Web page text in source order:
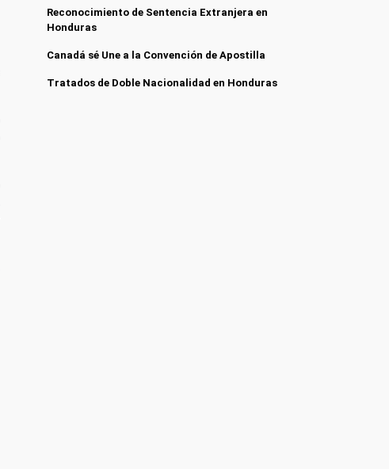
Reconocimiento de Sentencia Extranjera en
Honduras
Canadá sé Une a la Convención de Apostilla
Tratados de Doble Nacionalidad en Honduras